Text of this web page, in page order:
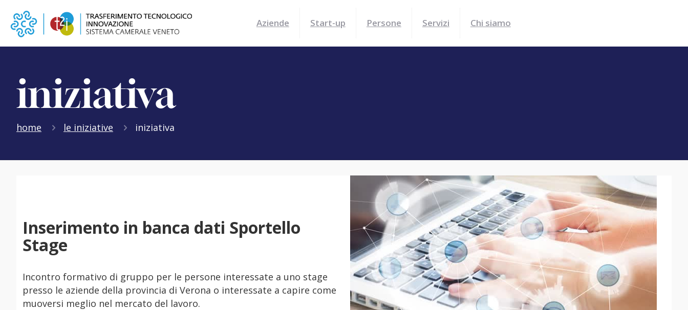
Aziende Start-up Persone Servizi Chi siamo
iniziativa
home le iniziative iniziativa
Inserimento in banca dati Sportello
Stage
Incontro formativo di gruppo per le persone interessate a uno stage
presso le aziende della provincia di Verona o interessate a capire come
muoversi meglio nel mercato del lavoro.